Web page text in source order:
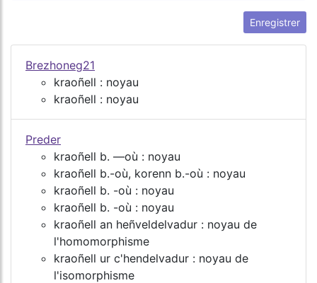
Enregistrer
Brezhoneg21
kraoñell : noyau
kraoñell : noyau
Preder
kraoñell b. ―où : noyau
kraoñell b.-où, korenn b.-où : noyau
kraoñell b. -où : noyau
kraoñell b. -où : noyau
kraoñell an heñveldelvadur : noyau de
l'homomorphisme
kraoñell ur c'hendelvadur : noyau de
l'isomorphisme